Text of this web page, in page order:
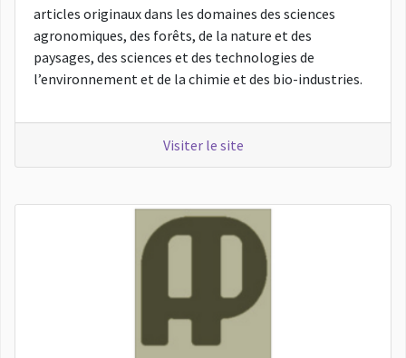
articles originaux dans les domaines des sciences
agronomiques, des forêts, de la nature et des
paysages, des sciences et des technologies de
l’environnement et de la chimie et des bio-industries.
Visiter le site